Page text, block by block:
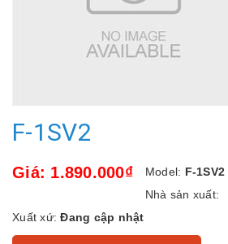
F-1SV2
Giá: 1.890.000₫ Model: F-1SV2
Nhà sản xuất:
Xuất xứ:Đang cập nhật